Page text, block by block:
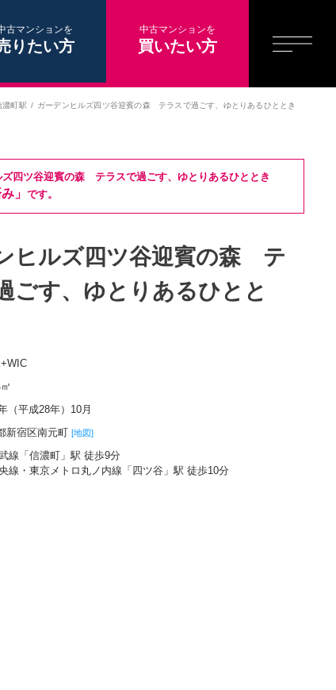
古マンションを
りたい方
中古マンションを
買いたい方
濃町駅 ガーデンヒルズ四ツ谷迎賓の森 テラスで過ごす、ゆとりあるひととき
ズ四ツ谷迎賓の森 テラスで過ごす、ゆとりあるひととき
」 です。
ヒルズ四ツ谷迎賓の森 テ
ごす、ゆとりあるひとと
（平成28年）10月
新宿区南元町 [地図]
線「信濃町」駅 徒歩9分
線・東京メトロ丸ノ内線「四ツ谷」駅 徒歩10分